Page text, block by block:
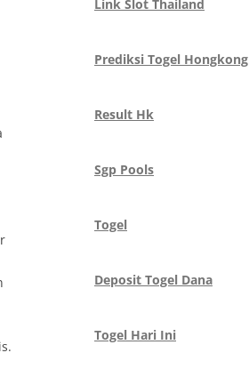
Link Slot Thailand
Prediksi Togel Hongkong
Result Hk
Sgp Pools
Togel
Deposit Togel Dana
Togel Hari Ini